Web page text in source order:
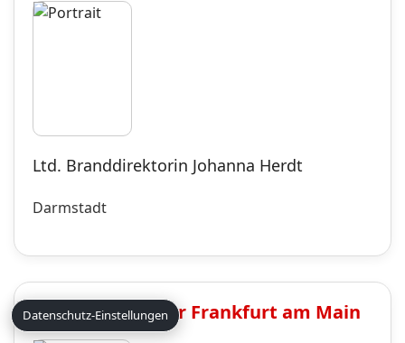
Ltd. Branddirektorin Johanna Herdt
Darmstadt
Berufsfeuerwehr Frankfurt am Main
Datenschutz-Einstellungen